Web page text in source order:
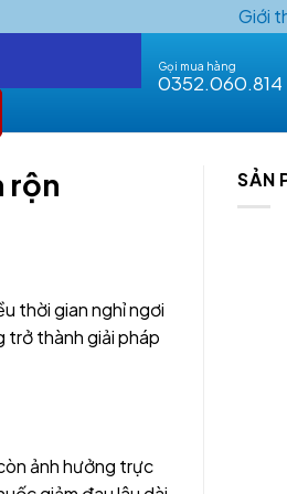
Giới
Gọi mua hàng
0352.060.814
rộn
thời gian nghỉ ngơi
trở thành giải pháp
ảnh hưởng trực
SẢN